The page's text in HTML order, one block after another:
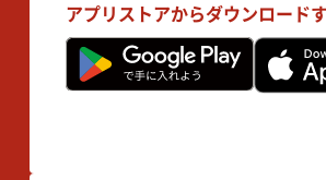
アプリストアからダウンロード